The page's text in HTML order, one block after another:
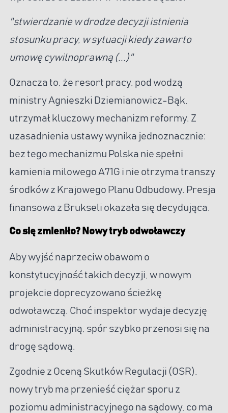
"stwierdzanie w drodze decyzji istnienia
stosunku pracy, w sytuacji kiedy zawarto
umowę cywilnoprawną (...)"
Oznacza to, że resort pracy, pod wodzą
ministry Agnieszki Dziemianowicz-Bąk,
utrzymał kluczowy mechanizm reformy. Z
uzasadnienia ustawy wynika jednoznacznie:
bez tego mechanizmu Polska nie spełni
kamienia milowego A71G i nie otrzyma transzy
środków z Krajowego Planu Odbudowy. Presja
finansowa z Brukseli okazała się decydująca.
Co się zmieniło? Nowy tryb odwoławczy
Aby wyjść naprzeciw obawom o
konstytucyjność takich decyzji, w nowym
projekcie doprecyzowano ścieżkę
odwoławczą. Choć inspektor wydaje decyzję
administracyjną, spór szybko przenosi się na
drogę sądową.
Zgodnie z Oceną Skutków Regulacji (OSR),
nowy tryb ma przenieść ciężar sporu z
poziomu administracyjnego na sądowy, co ma